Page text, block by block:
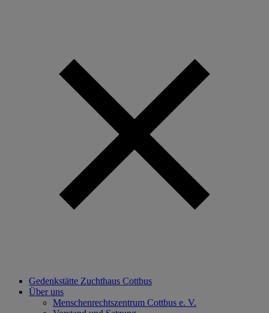
Gedenkstätte Zuchthaus Cottbus
Über uns
Menschenrechtszentrum Cottbus e. V.